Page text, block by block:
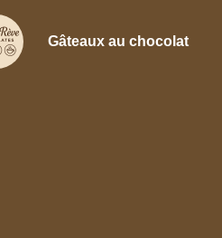
Gâteaux au chocolat